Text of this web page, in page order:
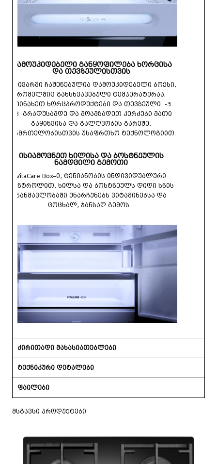
დამოუკიდებელი განყოფილება ხორცისა
და თევზეულისთვის
მაცივარში ჩაშენებულია დამოუკიდებელი ბოქსი,
რომელშიც განსხვავებული ტემპერატურაა.
შეინახეთ ხორცპროდუქტები და თევზეული -3
+3 გრადუსამდე და მოამზადეთ კერძები მათი
გაყინვისა და გალღვობის გარეშე,
ჯანმრთელობისთვის უსაფრთხო ტექნოლოგიით.
ისიამოვნეთ ხილისა და ბოსტნეულის
ნამდვილი გემოთი
VitaCare Box–ი, ტენიანობის ინდივიდუალური
კონტროლით, ხილსა და ბოსტნეულს დიდი ხნის
განმავლობაში უნარჩუნებს ვიტამინებსა და
ცოცხალ, ჯანსაღ გემოს.
ძირითადი მახასიათებლები
ტექნიკური დეტალები
ფაილები
მსგავსი პროდუქტები